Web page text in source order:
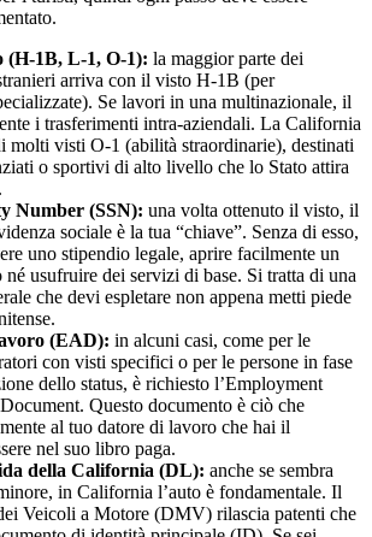
(H-1B, L-1, O-1): la maggior parte dei
arriva con il visto H-1B (per
Se lavori in una multinazionale, il
i trasferimenti intra-aziendali. La California
molti visti O-1 (abilità straordinarie), destinati
o sportivi di alto livello che lo Stato attira
Number (SSN): una volta ottenuto il visto, il
sociale è la tua “chiave”. Senza di esso,
uno stipendio legale, aprire facilmente un
né usufruire dei servizi di base. Si tratta di una
che devi espletare non appena metti piede
(EAD): in alcuni casi, come per le
con visti specifici o per le persone in fase
dello status, è richiesto l’Employment
Questo documento è ciò che
al tuo datore di lavoro che hai il
nel suo libro paga.
della California (DL): anche se sembra
in California l’auto è fondamentale. Il
Veicoli a Motore (DMV) rilascia patenti che